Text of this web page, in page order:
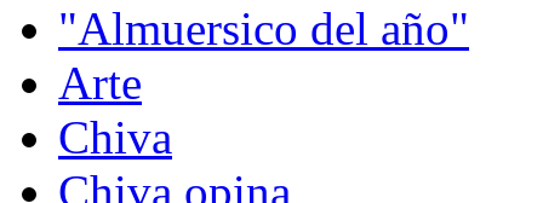
"Almuersico del año"
Arte
Chiva
Chiva opina